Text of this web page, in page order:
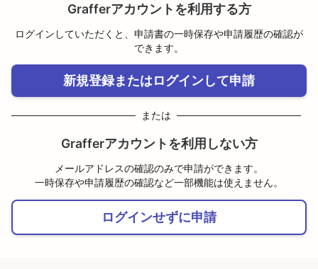
Grafferアカウントを利用する方
ログインしていただくと、申請書の一時保存や申請履歴の確認が
できます。
新規登録またはログインして申請
または
Grafferアカウントを利用しない方
メールアドレスの確認のみで申請ができます。
一時保存や申請履歴の確認など一部機能は使えません。
ログインせずに申請